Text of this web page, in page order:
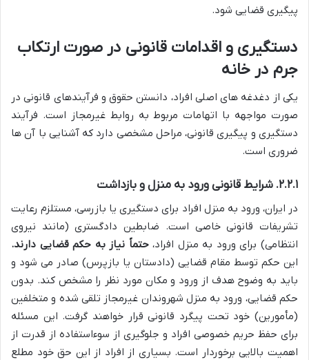
پیگیری قضایی شود.
دستگیری و اقدامات قانونی در صورت ارتکاب
جرم در خانه
یکی از دغدغه های اصلی افراد، دانستن حقوق و فرآیندهای قانونی در
صورت مواجهه با اتهامات مربوط به روابط غیرمجاز است. فرآیند
دستگیری و پیگیری قانونی، مراحل مشخصی دارد که آشنایی با آن ها
ضروری است.
۲.۲.۱. شرایط قانونی ورود به منزل و بازداشت
در ایران، ورود به منزل افراد برای دستگیری یا بازرسی، مستلزم رعایت
تشریفات قانونی خاصی است. ضابطین دادگستری (مانند نیروی
انتظامی) برای ورود به منزل افراد،حتماً نیاز به حکم قضایی دارند.
این حکم توسط مقام قضایی (دادستان یا بازپرس) صادر می شود و
باید به وضوح هدف از ورود و مکان مورد نظر را مشخص کند. بدون
حکم قضایی، ورود به منزل شهروندان غیرمجاز تلقی شده و متخلفین
(مأمورین) خود تحت پیگرد قانونی قرار خواهند گرفت. این مسئله
برای حفظ حریم خصوصی افراد و جلوگیری از سوءاستفاده از قدرت از
اهمیت بالایی برخوردار است. بسیاری از افراد از این حق خود مطلع